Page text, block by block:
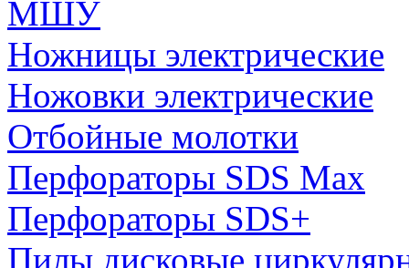
МШУ
Ножницы электрические
Ножовки электрические
Отбойные молотки
Перфораторы SDS Max
Перфораторы SDS+
Пилы дисковые